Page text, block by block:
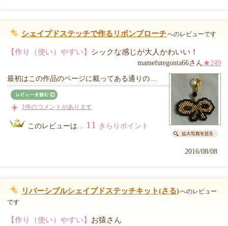
シェイプドステッチで作るリボンブローチへのレビューです
【作り（使い）やすい】 シックな感じが大人かわいい！
mamefutegonta66さん★249
最初はこの作品のページに載ってある通りの…
1件のコメントがあります
このレビューは... 11 きらりポイント
2016/08/08
リバーシブルシェイプドステッチキット(さる)へのレビュー
です
【作り（使い）やすい】 お猿さん